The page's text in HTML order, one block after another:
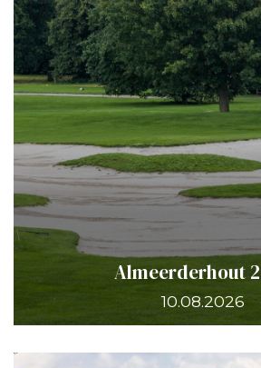
Almeerderhout
10.08.2026